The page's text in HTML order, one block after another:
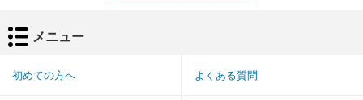
メニュー
初めての方へ よくある質問